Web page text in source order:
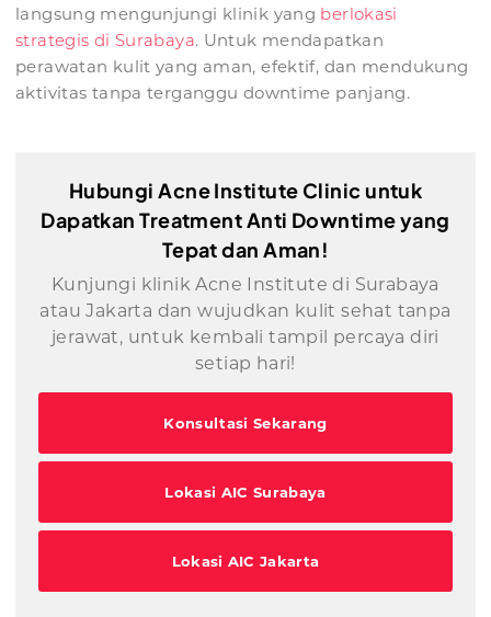
langsung mengunjungi klinik yang berlokasi
strategis di Surabaya. Untuk mendapatkan
perawatan kulit yang aman, efektif, dan mendukung
aktivitas tanpa terganggu downtime panjang.
Hubungi Acne Institute Clinic untuk
Dapatkan Treatment Anti Downtime yang
Tepat dan Aman!
Kunjungi klinik Acne Institute di Surabaya
atau Jakarta dan wujudkan kulit sehat tanpa
jerawat, untuk kembali tampil percaya diri
setiap hari!
Konsultasi Sekarang
Lokasi AIC Surabaya
Lokasi AIC Jakarta